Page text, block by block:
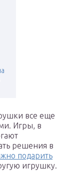
все еще
Игры, в
решения в
подарить
игрушку.